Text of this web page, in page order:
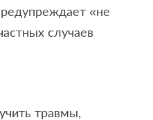
«не
случаев
травмы,